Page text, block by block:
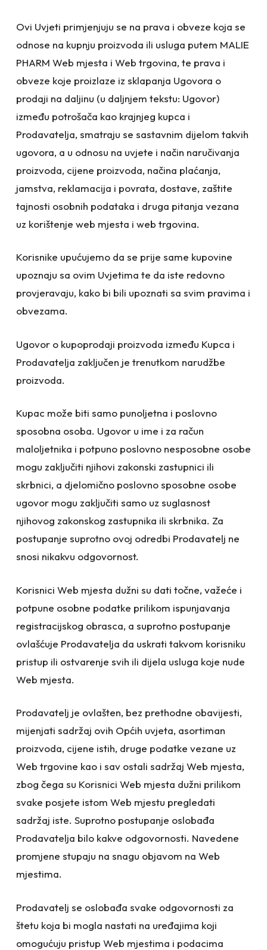
Ovi Uvjeti primjenjuju se na prava i obveze koja se
odnose na kupnju proizvoda ili usluga putem MALIE
PHARM Web mjesta i Web trgovina, te prava i
obveze koje proizlaze iz sklapanja Ugovora o
prodaji na daljinu (u daljnjem tekstu: Ugovor)
između potrošača kao krajnjeg kupca i
Prodavatelja, smatraju se sastavnim dijelom takvih
ugovora, a u odnosu na uvjete i način naručivanja
proizvoda, cijene proizvoda, načina plaćanja,
jamstva, reklamacija i povrata, dostave, zaštite
tajnosti osobnih podataka i druga pitanja vezana
uz korištenje web mjesta i web trgovina.
Korisnike upućujemo da se prije same kupovine
upoznaju sa ovim Uvjetima te da iste redovno
provjeravaju, kako bi bili upoznati sa svim pravima i
obvezama.
Ugovor o kupoprodaji proizvoda između Kupca i
Prodavatelja zaključen je trenutkom narudžbe
proizvoda.
Kupac može biti samo punoljetna i poslovno
sposobna osoba. Ugovor u ime i za račun
maloljetnika i potpuno poslovno nesposobne osobe
mogu zaključiti njihovi zakonski zastupnici ili
skrbnici, a djelomično poslovno sposobne osobe
ugovor mogu zaključiti samo uz suglasnost
njihovog zakonskog zastupnika ili skrbnika. Za
postupanje suprotno ovoj odredbi Prodavatelj ne
snosi nikakvu odgovornost.
Korisnici Web mjesta dužni su dati točne, važeće i
potpune osobne podatke prilikom ispunjavanja
registracijskog obrasca, a suprotno postupanje
ovlašćuje Prodavatelja da uskrati takvom korisniku
pristup ili ostvarenje svih ili dijela usluga koje nude
Web mjesta.
Prodavatelj je ovlašten, bez prethodne obavijesti,
mijenjati sadržaj ovih Općih uvjeta, asortiman
proizvoda, cijene istih, druge podatke vezane uz
Web trgovine kao i sav ostali sadržaj Web mjesta,
zbog čega su Korisnici Web mjesta dužni prilikom
svake posjete istom Web mjestu pregledati
sadržaj iste. Suprotno postupanje oslobađa
Prodavatelja bilo kakve odgovornosti. Navedene
promjene stupaju na snagu objavom na Web
mjestima.
Prodavatelj se oslobađa svake odgovornosti za
štetu koja bi mogla nastati na uređajima koji
omogućuju pristup Web mjestima i podacima